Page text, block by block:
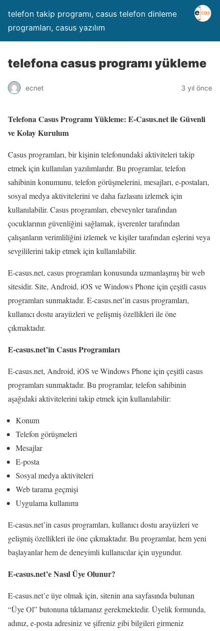
telefon takip programı, casus telefon dinleme
programları, casus yazılım
telefona casus programı yükleme
ecnet 3 yıl önce
Telefona Casus Programı Yükleme: E-Casus.net ile Güvenli
ve Kolay Kurulum
Casus programları, bir kişinin telefonundaki aktiviteleri takip
etmek için kullanılan yazılımlardır. Bu programlar, telefon
sahibinin konumunu, telefon görüşmelerini, mesajları, e-postaları,
sosyal medya aktivitelerini ve daha fazlasını izlemek için
kullanılabilir. Casus programları, ebeveynler tarafından
çocuklarının güvenliğini sağlamak, işverenler tarafından
çalışanların verimliliğini izlemek ve kişiler tarafından eşlerini veya
sevgililerini takip etmek için kullanılabilir.
E-casus.net, casus programları konusunda uzmanlaşmış bir web
sitesidir. Site, Android, iOS ve Windows Phone için çeşitli casus
programları sunmaktadır. E-casus.net’in casus programları,
kullanıcı dostu arayüzleri ve gelişmiş özellikleri ile öne
çıkmaktadır.
E-casus.net’in Casus Programları
E-casus.net, Android, iOS ve Windows Phone için çeşitli casus
programları sunmaktadır. Bu programlar, telefon sahibinin
aşağıdaki aktivitelerini takip etmek için kullanılabilir:
Konum
Telefon görüşmeleri
Mesajlar
E-posta
Sosyal medya aktiviteleri
Web tarama geçmişi
Uygulama kullanımı
E-casus.net’in casus programları, kullanıcı dostu arayüzleri ve
gelişmiş özellikleri ile öne çıkmaktadır. Bu programlar, hem yeni
başlayanlar hem de deneyimli kullanıcılar için uygundur.
E-casus.net’e Nasıl Üye Olunur?
E-casus.net’e üye olmak için, sitenin ana sayfasında bulunan
“Üye Ol” butonuna tıklamanız gerekmektedir. Üyelik formunda,
adınız, e-posta adresiniz ve şifreniz gibi bilgileri girmeniz